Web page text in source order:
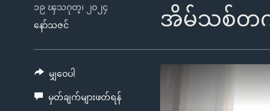
နိုင်ငံတကာ
အမေရိကန်
တရုတ်
အစ္စရေး-ပါလက်စတိုင်း
သတင်းလွတ်လပ်ခွင့်
ရပ်ဝန်းတခု လမ်းတခု အလွန်
အင်္ဂလိပ်စာလေ့လာမယ်
အမေရိကန်သုံးအီဒီယံ
အပတ်စဉ်ကဏ္ဍများ
အိမ်သစ်တက်
၁၉ ၾသဂုတ္၊ ၂၀၂၄
နော်သဇင်
မျှဝေပါ
မှတ်ချက်များဖတ်ရန်